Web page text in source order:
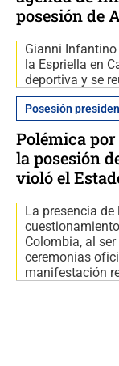
posesión de
Gianni
la Espriella en
deportiva y se
Posesión
Polémica
la posesión
violó el
La presencia
Colombia, al
ceremonias
manifestación